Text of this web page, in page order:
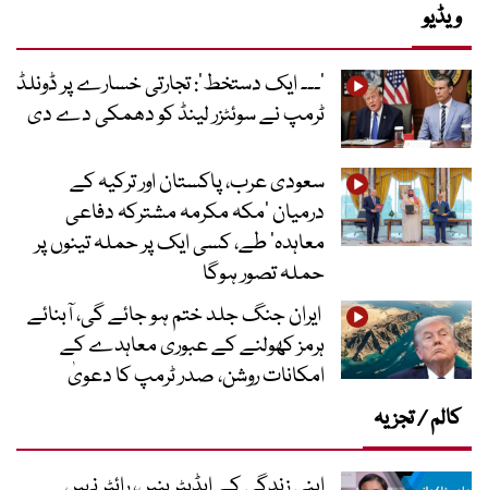
ویڈیو
’۔۔۔ ایک دستخط‘: تجارتی خسارے پر ڈونلڈ
ٹرمپ نے سوئٹزر لینڈ کو دھمکی دے دی
سعودی عرب، پاکستان اور ترکیہ کے
درمیان ’مکہ مکرمہ مشترکہ دفاعی
معاہدہ‘ طے، کسی ایک پر حملہ تینوں پر
حملہ تصور ہوگا
ایران جنگ جلد ختم ہو جائے گی، آبنائے
ہرمز کھولنے کے عبوری معاہدے کے
امکانات روشن، صدر ٹرمپ کا دعویٰ
کالم / تجزیہ